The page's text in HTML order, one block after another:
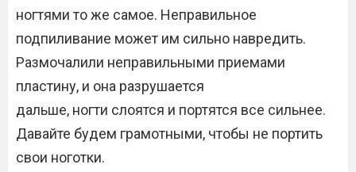
ногтями то же самое. Неправильное
подпиливание может им сильно навредить.
Размочалили неправильными приемами
пластину, и она разрушается
дальше, ногти слоятся и портятся все сильнее.
Давайте будем грамотными, чтобы не портить
свои ноготки.